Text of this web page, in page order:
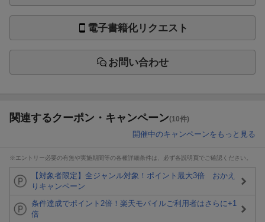
電子書籍化リクエスト
お問い合わせ
関連するクーポン・キャンペーン(10件)
開催中のキャンペーンをもっと見る
※エントリー必要の有無や実施期間等の各種詳細条件は、必ず各説明頁でご確認ください。
【対象者限定】全ジャンル対象！ポイント最大3倍 おかえ
りキャンペーン
条件達成でポイント2倍！楽天モバイルご利用者はさらに+1
倍